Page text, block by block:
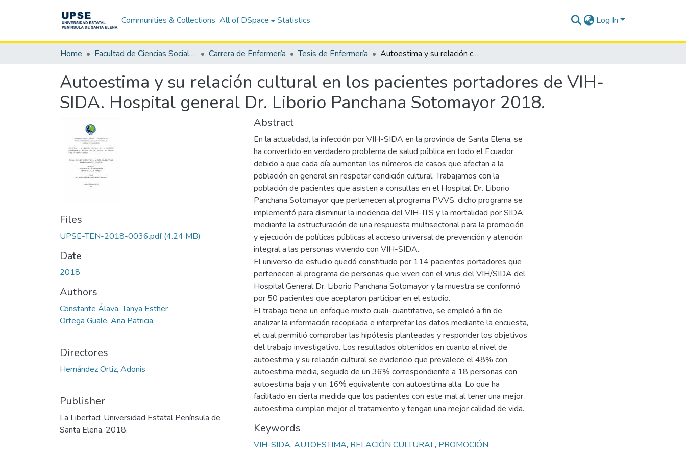
Communities & Collections All of DSpace Statistics Log In
Home Facultad de Ciencias Sociales y de la Salud Carrera de Enfermería Tesis de Enfermería Autoestima y su relación cultural en los pacientes portadores de VIH-SIDA. Hospital general Dr. Liborio Panchana Sotomayor 2018.
Autoestima y su relación cultural en los pacientes portadores de VIH-
SIDA. Hospital general Dr. Liborio Panchana Sotomayor 2018.
Files
UPSE-TEN-2018-0036.pdf(4.24 MB)
Date
2018
Authors
Constante Álava, Tanya Esther
Ortega Guale, Ana Patricia
Directores
Hernández Ortiz, Adonis
Publisher
La Libertad: Universidad Estatal Península de
Santa Elena, 2018.
Abstract
En la actualidad, la infección por VIH-SIDA en la provincia de Santa Elena, se
ha convertido en verdadero problema de salud pública en todo el Ecuador,
debido a que cada día aumentan los números de casos que afectan a la
población en general sin respetar condición cultural. Trabajamos con la
población de pacientes que asisten a consultas en el Hospital Dr. Liborio
Panchana Sotomayor que pertenecen al programa PVVS, dicho programa se
implementó para disminuir la incidencia del VIH-ITS y la mortalidad por SIDA,
mediante la estructuración de una respuesta multisectorial para la promoción
y ejecución de políticas públicas al acceso universal de prevención y atención
integral a las personas viviendo con VIH-SIDA.
El universo de estudio quedó constituido por 114 pacientes portadores que
pertenecen al programa de personas que viven con el virus del VIH/SIDA del
Hospital General Dr. Liborio Panchana Sotomayor y la muestra se conformó
por 50 pacientes que aceptaron participar en el estudio.
El trabajo tiene un enfoque mixto cuali-cuantitativo, se empleó a fin de
analizar la información recopilada e interpretar los datos mediante la encuesta,
el cual permitió comprobar las hipótesis planteadas y responder los objetivos
del trabajo investigativo. Los resultados obtenidos en cuanto al nivel de
autoestima y su relación cultural se evidencio que prevalece el 48% con
autoestima media, seguido de un 36% correspondiente a 18 personas con
autoestima baja y un 16% equivalente con autoestima alta. Lo que ha
facilitado en cierta medida que los pacientes con este mal al tener una mejor
autoestima cumplan mejor el tratamiento y tengan una mejor calidad de vida.
Keywords
VIH-SIDA, AUTOESTIMA, RELACIÓN CULTURAL, PROMOCIÓN